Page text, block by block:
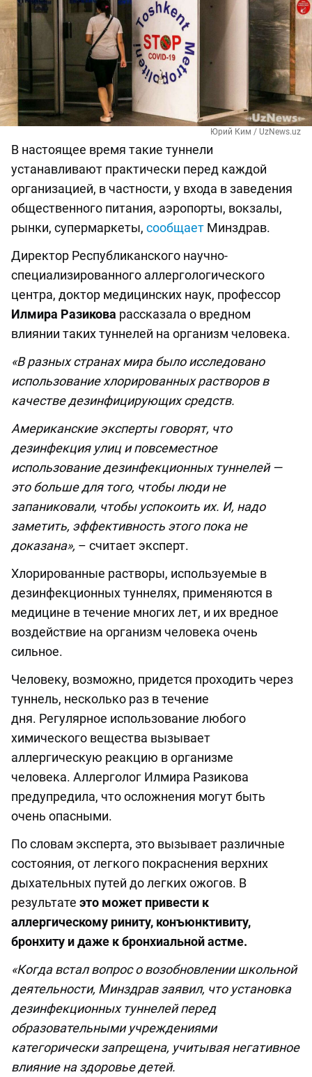
Юрий Ким / UzNews.uz
В настоящее время такие туннели
устанавливают практически перед каждой
организацией, в частности, у входа в заведения
общественного питания, аэропорты, вокзалы,
рынки, супермаркеты, сообщает Минздрав.
Директор Республиканского научно-
специализированного аллергологического
центра, доктор медицинских наук, профессор
Илмира Разикова рассказала о вредном
влиянии таких туннелей на организм человека.
«В разных странах мира было исследовано
использование хлорированных растворов в
качестве дезинфицирующих средств.
Американские эксперты говорят, что
дезинфекция улиц и повсеместное
использование дезинфекционных туннелей —
это больше для того, чтобы люди не
запаниковали, чтобы успокоить их. И, надо
заметить, эффективность этого пока не
доказана», – считает эксперт.
Хлорированные растворы, используемые в
дезинфекционных туннелях, применяются в
медицине в течение многих лет, и их вредное
воздействие на организм человека очень
сильное.
Человеку, возможно, придется проходить через
туннель, несколько раз в течение
дня. Регулярное использование любого
химического вещества вызывает
аллергическую реакцию в организме
человека. Аллерголог Илмира Разикова
предупредила, что осложнения могут быть
очень опасными.
По словам эксперта, это вызывает различные
состояния, от легкого покраснения верхних
дыхательных путей до легких ожогов. В
результате это может привести к
аллергическому риниту, конъюнктивиту,
бронхиту и даже к бронхиальной астме.
«Когда встал вопрос о возобновлении школьной
деятельности, Минздрав заявил, что установка
дезинфекционных туннелей перед
образовательными учреждениями
категорически запрещена, учитывая негативное
влияние на здоровье детей.